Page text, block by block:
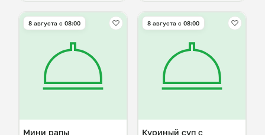
8 августа с 08:00
Мини рапы
8 августа с 08:00
Куриный суп с